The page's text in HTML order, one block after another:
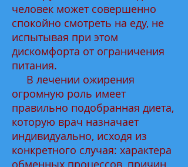
человек может совершенно
спокойно смотреть на еду, не
испытывая при этом
дискомфорта от ограничения
питания.
В лечении ожирения
огромную роль имеет
правильно подобранная диета,
которую врач назначает
индивидуально, исходя из
конкретного случая: характера
обменных процессов, причин,